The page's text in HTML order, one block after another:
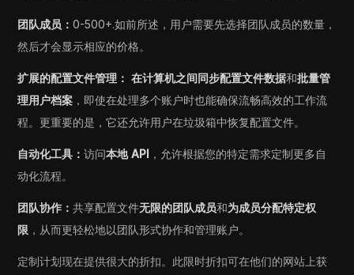
团队成员：0-500+.如前所述，用户需要先选择团队成员的数量，
然后才会显示相应的价格。
扩展的配置文件管理： 在计算机之间同步配置文件数据和批量管
理用户档案 ，即使在处理多个账户时也能确保流畅高效的工作流
程。更重要的是，它还允许用户在垃圾箱中恢复配置文件。
自动化工具：访问本地 API ，允许根据您的特定需求定制更多自
动化流程。
团队协作：共享配置文件无限的团队成员和为成员分配特定权
限 ，从而更轻松地以团队形式协作和管理账户。
定制计划现在提供很大的折扣。此限时折扣可在他们的网站上获